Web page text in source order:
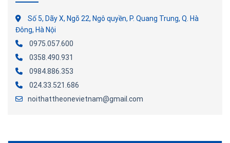
Số 5, Dãy X, Ngõ 22, Ngô quyền, P. Quang Trung, Q. Hà
Đông, Hà Nội
0975.057.600
0358.490.931
0984.886.353
024.33.521.686
noithattheonevietnam@gmail.com